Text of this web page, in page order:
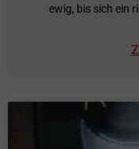
ewig, bis sich ein